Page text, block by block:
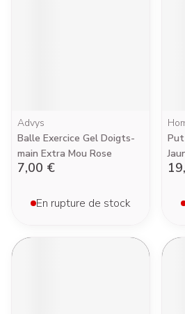
Advys
Balle Exercice Gel Doigts-
main Extra Mou Rose
7,00 €
En rupture de stock